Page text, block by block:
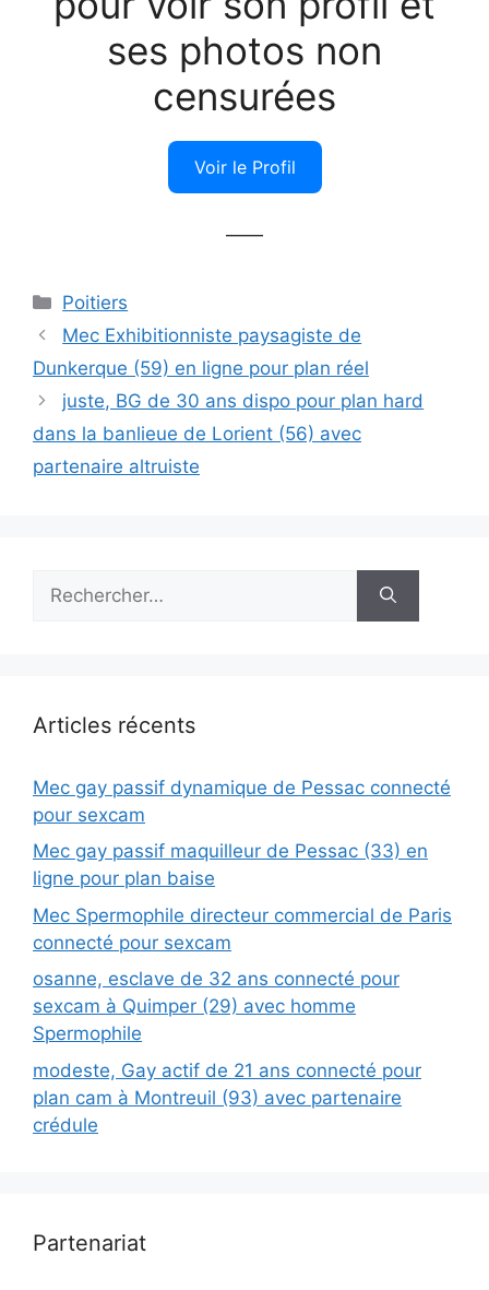
ses photos non
censurées
Voir le Profil
——
Catégories
Poitiers
Mec Exhibitionniste paysagiste de
Dunkerque (59) en ligne pour plan réel
juste, BG de 30 ans dispo pour plan hard
dans la banlieue de Lorient (56) avec
partenaire altruiste
Articles récents
Mec gay passif dynamique de Pessac connecté
pour sexcam
Mec gay passif maquilleur de Pessac (33) en
ligne pour plan baise
Mec Spermophile directeur commercial de Paris
connecté pour sexcam
osanne, esclave de 32 ans connecté pour
sexcam à Quimper (29) avec homme
Spermophile
modeste, Gay actif de 21 ans connecté pour
plan cam à Montreuil (93) avec partenaire
crédule
Partenariat